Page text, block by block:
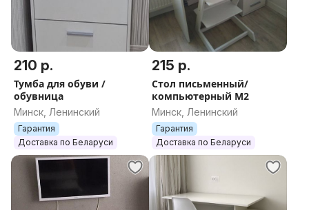
210 р.
Тумба для обуви /
обувница
Минск, Ленинский
Гарантия
Доставка по Беларуси
215 р.
Стол письменный/
компьютерный М2
Минск, Ленинский
Гарантия
Доставка по Беларуси